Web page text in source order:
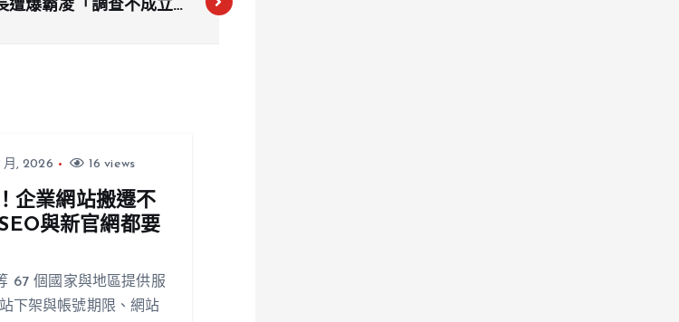
遭爆霸凌「調查不成立仍
月, 2026 16 views
企業網站搬遷不
與新官網都要
67 個國家與地區提供服
下架與帳號期限、網站